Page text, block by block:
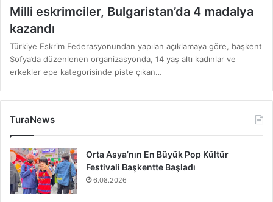
Milli eskrimciler, Bulgaristan’da 4 madalya
kazandı
Türkiye Eskrim Federasyonundan yapılan açıklamaya göre, başkent
Sofya’da düzenlenen organizasyonda, 14 yaş altı kadınlar ve
erkekler epe kategorisinde piste çıkan…
TuraNews
Orta Asya’nın En Büyük Pop Kültür
Festivali Başkentte Başladı
6.08.2026